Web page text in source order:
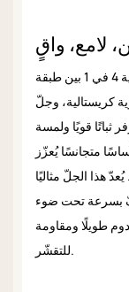
لامع، واقٍ
يجمع هذا الجلّ المُعالَج بالأشعة فوق البنفسجية 4 في 1 بين طبقة
كريستالية، وجلّ
ثباتًا قويًا ولمسة
متجانسًا يُعزّز
هذا الجلّ مثاليًا
بسرعة تحت ضوء
طويلًا ومقاومة
للتقشّر.